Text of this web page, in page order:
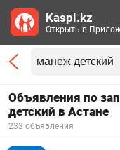
Объявления по
детский в Астане
233 объявления
Kaspi.kz
Открыть в